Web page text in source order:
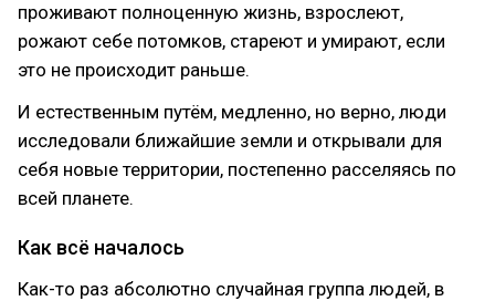
проживают полноценную жизнь, взрослеют,
рожают себе потомков, стареют и умирают, если
это не происходит раньше.
И естественным путём, медленно, но верно, люди
исследовали ближайшие земли и открывали для
себя новые территории, постепенно расселяясь по
всей планете.
Как всё началось
Как-то раз абсолютно случайная группа людей, в